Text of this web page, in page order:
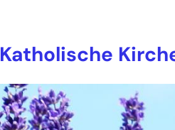
Katholische